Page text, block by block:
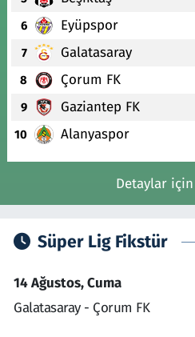
6 Eyüpspor
7 Galatasaray
8 Çorum FK
9 Gaziantep FK
10 Alanyaspor
Detaylar için
Süper Lig Fikstür
14 Ağustos, Cuma
Galatasaray - Çorum FK